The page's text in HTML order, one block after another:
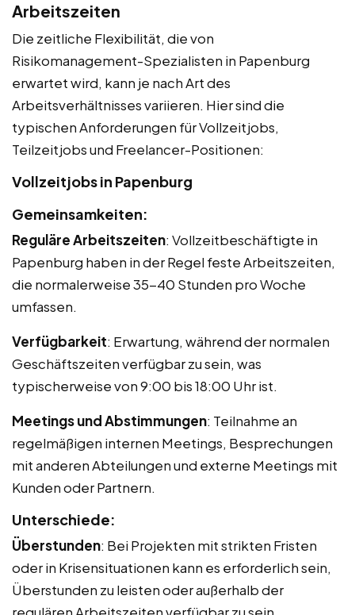
Arbeitszeiten
Die zeitliche Flexibilität, die von
Risikomanagement-Spezialisten in Papenburg
erwartet wird, kann je nach Art des
Arbeitsverhältnisses variieren. Hier sind die
typischen Anforderungen für Vollzeitjobs,
Teilzeitjobs und Freelancer-Positionen:
Vollzeitjobs in Papenburg
Gemeinsamkeiten:
Reguläre Arbeitszeiten: Vollzeitbeschäftigte in
Papenburg haben in der Regel feste Arbeitszeiten,
die normalerweise 35-40 Stunden pro Woche
umfassen.
Verfügbarkeit: Erwartung, während der normalen
Geschäftszeiten verfügbar zu sein, was
typischerweise von 9:00 bis 18:00 Uhr ist.
Meetings und Abstimmungen: Teilnahme an
regelmäßigen internen Meetings, Besprechungen
mit anderen Abteilungen und externe Meetings mit
Kunden oder Partnern.
Unterschiede:
Überstunden: Bei Projekten mit strikten Fristen
oder in Krisensituationen kann es erforderlich sein,
Überstunden zu leisten oder außerhalb der